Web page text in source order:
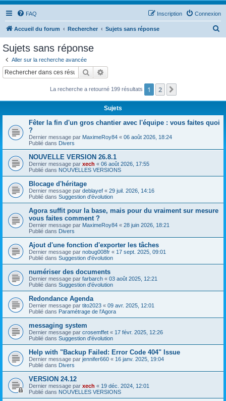
FAQ Connexion
Inscription
Accueil du forum Rechercher Sujets sans réponse
c
Sujets sans réponse
Aller sur la recherche avancée
Rechercher
La recherche a retourné 199 résultats 1 2
Sujets
Fêter la fin d'un gros chantier avec l'équipe : vous faites quoi
?
Dernier message par MaximeRoy84 « 06 août 2026, 18:24
Publié dans Divers
NOUVELLE VERSION 26.8.1
Dernier message par xech « 06 août 2026, 17:55
Publié dans NOUVELLES VERSIONS
Blocage d'héritage
Dernier message par deblayef « 29 juil. 2026, 14:16
Publié dans Suggestion d'évolution
Agora suffit pour la base, mais pour du vraiment sur mesure
vous faites comment ?
Dernier message par MaximeRoy84 « 28 juin 2026, 18:21
Publié dans Divers
Ajout d'une fonction d'exporter les tâches
Dernier message par nobug008fr « 17 sept. 2025, 09:01
Publié dans Suggestion d'évolution
numériser des documents
Dernier message par farbarch « 03 août 2025, 12:21
Publié dans Suggestion d'évolution
Redondance Agenda
Dernier message par tito2023 « 09 avr. 2025, 12:01
Publié dans Paramétrage de l'Agora
messaging system
Dernier message par crosemffet « 17 févr. 2025, 12:26
Publié dans Suggestion d'évolution
Help with "Backup Failed: Error Code 404" Issue
Dernier message par jennifer660 « 16 janv. 2025, 19:04
Publié dans Divers
VERSION 24.12
Dernier message par xech « 19 déc. 2024, 12:01
Publié dans NOUVELLES VERSIONS